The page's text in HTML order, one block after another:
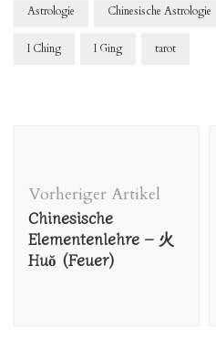
Astrologie Chinesische Astrologie
I Ching I Ging tarot
Vorheriger Artikel
Chinesische
Elementenlehre – 火
Huŏ (Feuer)